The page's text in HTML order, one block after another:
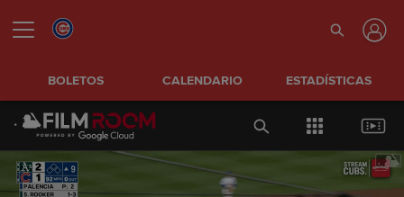
BOLETOS CALENDARIO ESTADÍSTICAS